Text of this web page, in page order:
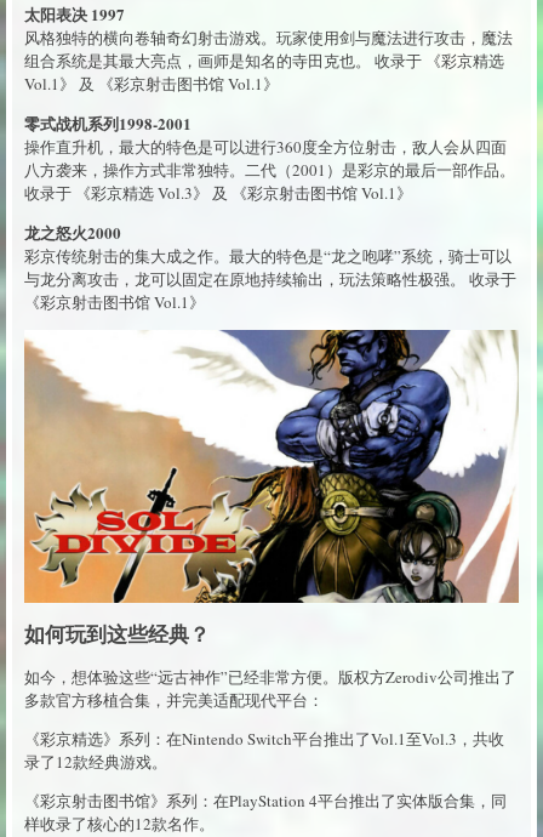
太阳表决 1997
风格独特的横向卷轴奇幻射击游戏。玩家使用剑与魔法进行攻击，魔法
组合系统是其最大亮点，画师是知名的寺田克也。 收录于 《彩京精选
Vol.1》 及 《彩京射击图书馆 Vol.1》
零式战机系列1998-2001
操作直升机，最大的特色是可以进行360度全方位射击，敌人会从四面
八方袭来，操作方式非常独特。二代（2001）是彩京的最后一部作品。
收录于 《彩京精选 Vol.3》 及 《彩京射击图书馆 Vol.1》
龙之怒火2000
彩京传统射击的集大成之作。最大的特色是“龙之咆哮”系统，骑士可以
与龙分离攻击，龙可以固定在原地持续输出，玩法策略性极强。 收录于
《彩京射击图书馆 Vol.1》
如何玩到这些经典？
如今，想体验这些“远古神作”已经非常方便。版权方Zerodiv公司推出了
多款官方移植合集，并完美适配现代平台：
《彩京精选》系列：在Nintendo Switch平台推出了Vol.1至Vol.3，共收
录了12款经典游戏。
《彩京射击图书馆》系列：在PlayStation 4平台推出了实体版合集，同
样收录了核心的12款名作。